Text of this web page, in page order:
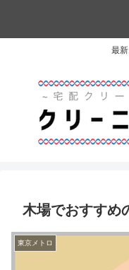
最
木場でおすすめ
東京メトロ